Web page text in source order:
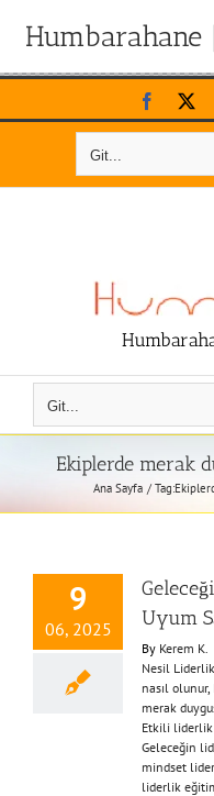
Skip
to
Git...
Git...
Ekiplerde merak
Ana Sayfa Tag:
9
06, 2025
Uyum
By Kerem K.
Nesil Liderlik
nasıl olunur,
merak
Etkili
Geleceğin
mindset
liderlik